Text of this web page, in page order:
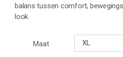
balans tussen comfort,
look.
Maat